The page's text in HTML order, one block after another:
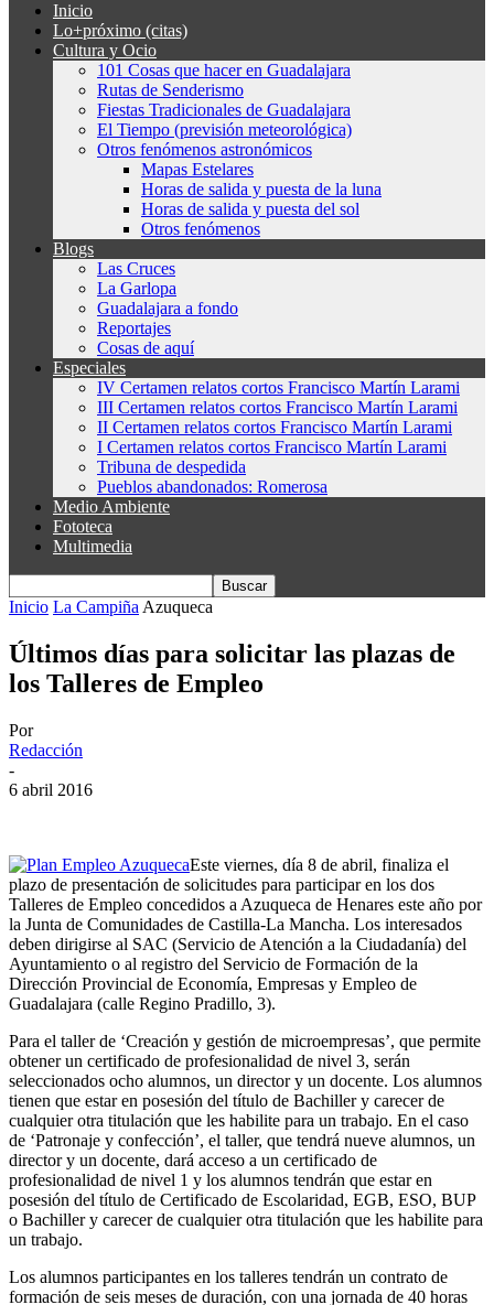
Inicio
Lo+próximo (citas)
Cultura y Ocio
101 Cosas que hacer en Guadalajara
Rutas de Senderismo
Fiestas Tradicionales de Guadalajara
El Tiempo (previsión meteorológica)
Otros fenómenos astronómicos
Mapas Estelares
Horas de salida y puesta de la luna
Horas de salida y puesta del sol
Otros fenómenos
Blogs
Las Cruces
La Garlopa
Guadalajara a fondo
Reportajes
Cosas de aquí
Especiales
IV Certamen relatos cortos Francisco Martín Larami
III Certamen relatos cortos Francisco Martín Larami
II Certamen relatos cortos Francisco Martín Larami
I Certamen relatos cortos Francisco Martín Larami
Tribuna de despedida
Pueblos abandonados: Romerosa
Medio Ambiente
Fototeca
Multimedia
Inicio La Campiña Azuqueca
Últimos días para solicitar las plazas de
los Talleres de Empleo
Por
Redacción
-
6 abril 2016
Este viernes, día 8 de abril, finaliza el
plazo de presentación de solicitudes para participar en los dos
Talleres de Empleo concedidos a Azuqueca de Henares este año por
la Junta de Comunidades de Castilla-La Mancha. Los interesados
deben dirigirse al SAC (Servicio de Atención a la Ciudadanía) del
Ayuntamiento o al registro del Servicio de Formación de la
Dirección Provincial de Economía, Empresas y Empleo de
Guadalajara (calle Regino Pradillo, 3).
Para el taller de ‘Creación y gestión de microempresas’, que permite
obtener un certificado de profesionalidad de nivel 3, serán
seleccionados ocho alumnos, un director y un docente. Los alumnos
tienen que estar en posesión del título de Bachiller y carecer de
cualquier otra titulación que les habilite para un trabajo. En el caso
de ‘Patronaje y confección’, el taller, que tendrá nueve alumnos, un
director y un docente, dará acceso a un certificado de
profesionalidad de nivel 1 y los alumnos tendrán que estar en
posesión del título de Certificado de Escolaridad, EGB, ESO, BUP
o Bachiller y carecer de cualquier otra titulación que les habilite para
un trabajo.
Los alumnos participantes en los talleres tendrán un contrato de
formación de seis meses de duración, con una jornada de 40 horas